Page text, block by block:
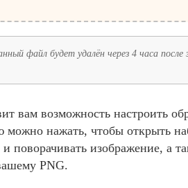
файл будет удалён через 4 часа после
вам возможность настроить
можно нажать, чтобы открыть
поворачивать изображение, а
PNG.